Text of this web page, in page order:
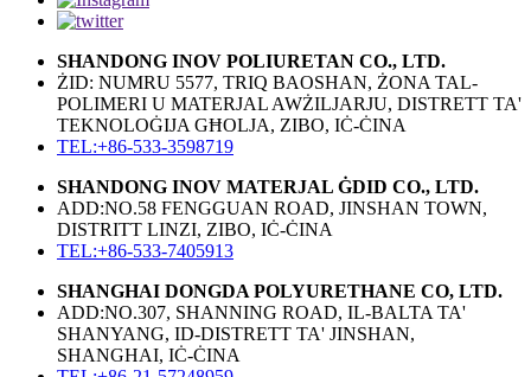
SHANDONG INOV POLIURETAN CO., LTD.
ŻID: NUMRU 5577, TRIQ BAOSHAN, ŻONA TAL-
POLIMERI U MATERJAL AWŻILJARJU, DISTRETT TA'
TEKNOLOĠIJA GĦOLJA, ZIBO, IĊ-ĊINA
TEL:+86-533-3598719
SHANDONG INOV MATERJAL ĠDID CO., LTD.
ADD:NO.58 FENGGUAN ROAD, JINSHAN TOWN,
DISTRITT LINZI, ZIBO, IĊ-ĊINA
TEL:+86-533-7405913
SHANGHAI DONGDA POLYURETHANE CO, LTD.
ADD:NO.307, SHANNING ROAD, IL-BALTA TA'
SHANYANG, ID-DISTRETT TA' JINSHAN,
SHANGHAI, IĊ-ĊINA